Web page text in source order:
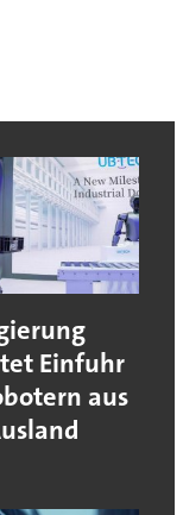
Einfuhr
aus